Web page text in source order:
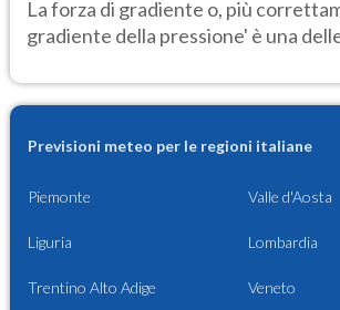
La forza di gradiente o, più
gradiente della pressione' è una
Previsioni meteo per le regioni italiane
Piemonte Valle d'Aosta
Liguria Lombardia
Trentino Alto Adige Veneto